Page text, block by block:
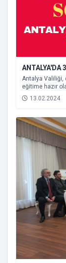
ANTALYA'DA
Antalya Valiliği,
eğitime hazır
ilçelerinde
13.02.2024